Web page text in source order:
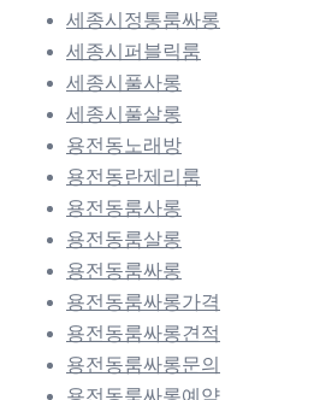
세종시정통룸싸롱
세종시퍼블릭룸
세종시풀사롱
세종시풀살롱
용전동노래방
용전동란제리룸
용전동룸사롱
용전동룸살롱
용전동룸싸롱
용전동룸싸롱가격
용전동룸싸롱견적
용전동룸싸롱문의
용전동룸싸롱예약